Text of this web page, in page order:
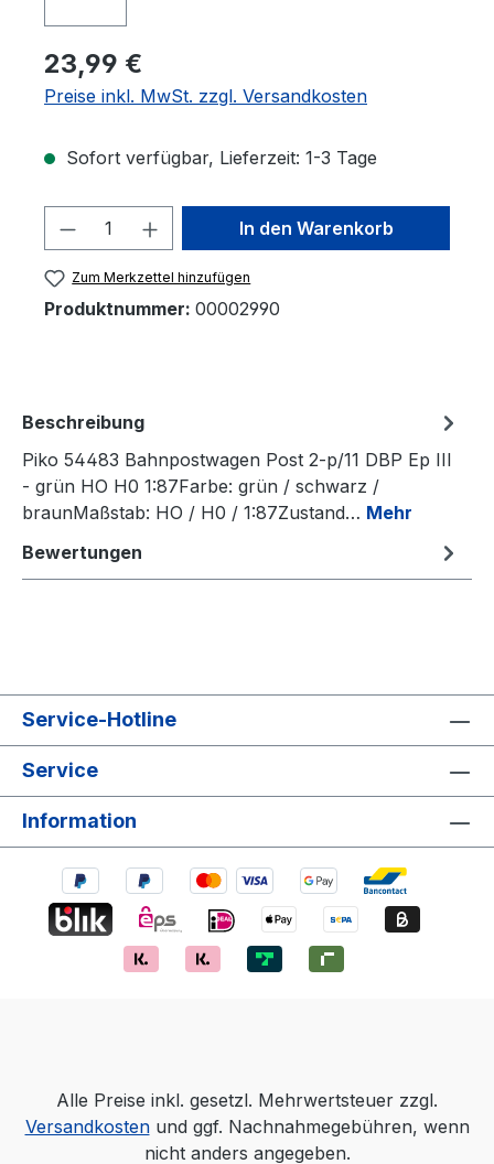
23,99 €
Preise inkl. MwSt. zzgl. Versandkosten
Sofort verfügbar, Lieferzeit: 1-3 Tage
Produkt Anzahl: Gib den
In den Warenkorb
Zum Merkzettel hinzufügen
Produktnummer: 00002990
Beschreibung
Piko 54483 Bahnpostwagen Post 2-p/11 DBP Ep III
- grün HO H0 1:87Farbe: grün / schwarz /
braunMaßstab: HO / H0 / 1:87Zustand… Mehr
Bewertungen
Service-Hotline
Service
Information
Alle Preise inkl. gesetzl. Mehrwertsteuer zzgl.
Versandkostenund ggf. Nachnahmegebühren, wenn
nicht anders angegeben.